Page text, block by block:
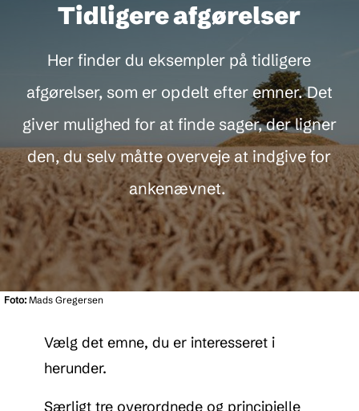
Tidligere afgørelser
Her finder du eksempler på tidligere
afgørelser, som er opdelt efter emner. Det
giver mulighed for at finde sager, der ligner
den, du selv måtte overveje at indgive for
ankenævnet.
Foto: Mads Gregersen
Vælg det emne, du er interesseret i
herunder.
Særligt tre overordnede og principielle